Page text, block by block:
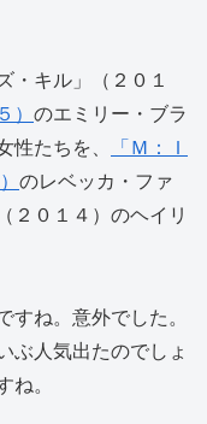
・キル」（２０１
） のエミリー・ブラ
性たちを、
「Ｍ：Ｉ
のレベッカ・ファ
２０１４）のヘイリ
すね。意外でした。
ぶ人気出たのでしょ
ね。